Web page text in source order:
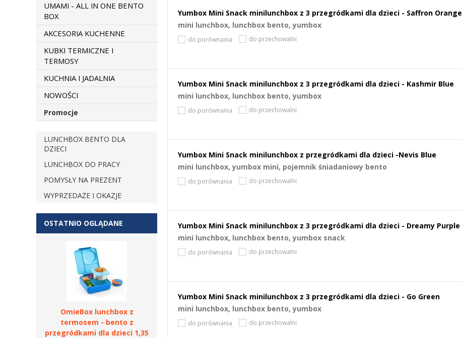
UMAMI - ALL IN ONE BENTO
BOX
AKCESORIA KUCHENNE
KUBKI TERMICZNE I
TERMOSY
KUCHNIA I JADALNIA
NOWOŚCI
Promocje
LUNCHBOX BENTO DLA
DZIECI
LUNCHBOX DO PRACY
POMYSŁY NA PREZENT
WYPRZEDAŻE I OKAZJE
Yumbox Mini Snack minilunchbox z 3 przegródkami dla dzieci - Saffron Orange
mini lunchbox, lunchbox bento, yumbox
do porównania do przechowalni
Yumbox Mini Snack minilunchbox z 3 przegródkami dla dzieci - Kashmir Blue
mini lunchbox, lunchbox bento, yumbox
do porównania do przechowalni
Yumbox Mini Snack minilunchbox z przegródkami dla dzieci -Nevis Blue
mini lunchbox, yumbox mini, pojemnik śniadaniowy bento
do porównania do przechowalni
Yumbox Mini Snack minilunchbox z 3 przegródkami dla dzieci - Dreamy Purple
mini lunchbox, lunchbox bento, yumbox snack
do porównania do przechowalni
Yumbox Mini Snack minilunchbox z 3 przegródkami dla dzieci - Go Green
mini lunchbox, lunchbox bento, yumbox
do porównania do przechowalni
OSTATNIO OGLĄDANE
OmieBox lunchbox z
termosem - bento z
przegródkami dla dzieci 1,35